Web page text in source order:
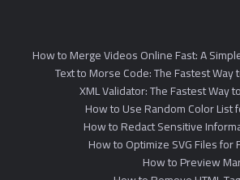
How to Merge Videos Online Fast: A
Text to Morse Code: The Fastest
XML Validator: The Fastest Way
How to Use Random Color List
How to Redact Sensitive
How to Optimize SVG Files for
How to Preview